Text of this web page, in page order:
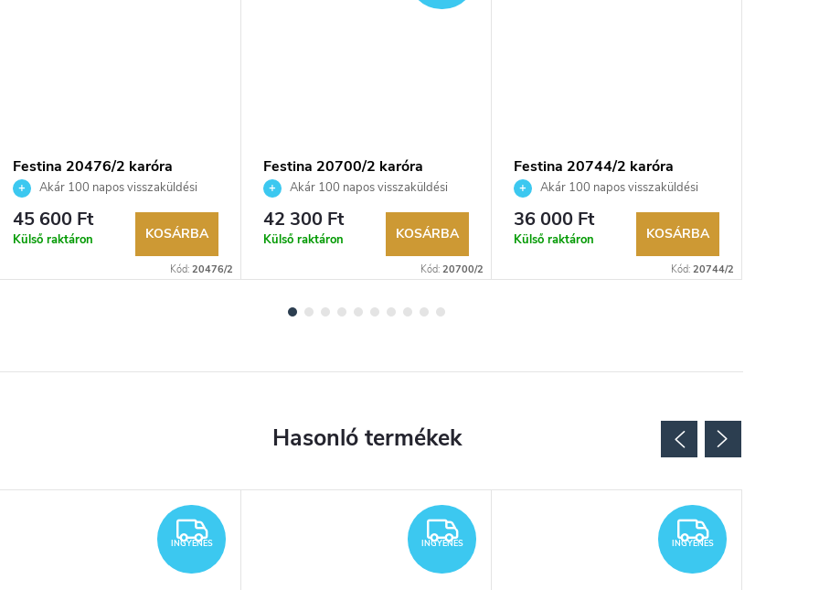
Festina 20476/2 karóra
Akár 100 napos visszaküldési
lehetőség. Hivatalos márkakereskedő.
45 600 Ft
Külső raktáron KOSÁRBA
Kód: 20476/2
Festina 20700/2 karóra
Akár 100 napos visszaküldési
lehetőség. Hivatalos márkakereskedő.
42 300 Ft
Külső raktáron KOSÁRBA
Kód: 20700/2
Festina 20744/2 karóra
Akár 100 napos visszaküldési
lehetőség. Hivatalos márkakereskedő.
36 000 Ft
Külső raktáron KOSÁRBA
Kód: 20744/2
INGYENES
INGYENES INGYENES
INGYENES INGYENES
INGYENES